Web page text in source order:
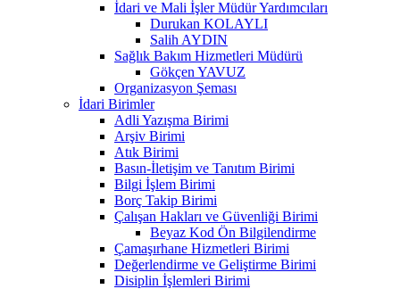
İdari ve Mali İşler Müdür Yardımcıları
Durukan KOLAYLI
Salih AYDIN
Sağlık Bakım Hizmetleri Müdürü
Gökçen YAVUZ
Organizasyon Şeması
İdari Birimler
Adli Yazışma Birimi
Arşiv Birimi
Atık Birimi
Basın-İletişim ve Tanıtım Birimi
Bilgi İşlem Birimi
Borç Takip Birimi
Çalışan Hakları ve Güvenliği Birimi
Beyaz Kod Ön Bilgilendirme
Çamaşırhane Hizmetleri Birimi
Değerlendirme ve Geliştirme Birimi
Disiplin İşlemleri Birimi